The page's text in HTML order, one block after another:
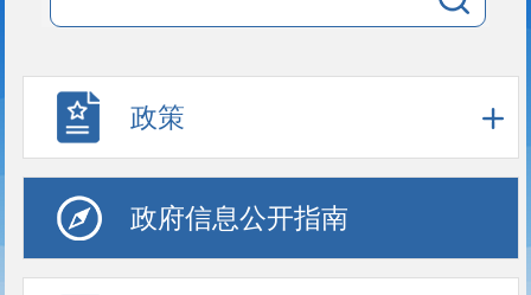
政策
政府信息公开指南